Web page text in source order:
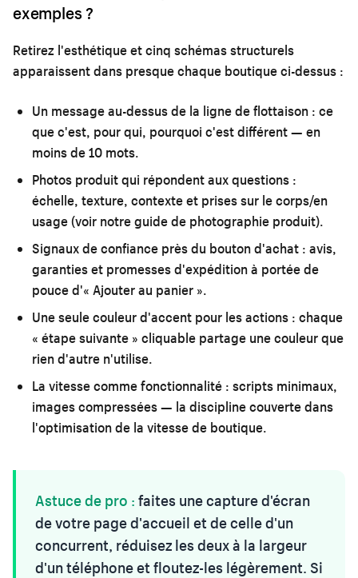
exemples ?
Retirez l'esthétique et cinq schémas structurels
apparaissent dans presque chaque boutique ci-dessus :
Un message au-dessus de la ligne de flottaison : ce
que c'est, pour qui, pourquoi c'est différent — en
moins de 10 mots.
Photos produit qui répondent aux questions :
échelle, texture, contexte et prises sur le corps/en
usage (voir notreguide de photographie produit).
Signaux de confiance près du bouton d'achat : avis,
garanties et promesses d'expédition à portée de
pouce d'« Ajouter au panier ».
Une seule couleur d'accent pour les actions : chaque
« étape suivante » cliquable partage une couleur que
rien d'autre n'utilise.
La vitesse comme fonctionnalité : scripts minimaux,
images compressées — la discipline couverte dans
l'optimisation de la vitesse de boutique.
Astuce de pro : faites une capture d'écran
de votre page d'accueil et de celle d'un
concurrent, réduisez les deux à la largeur
d'un téléphone et floutez-les légèrement. Si